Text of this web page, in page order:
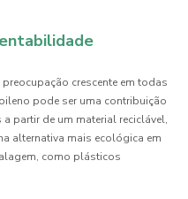
crescente em todas
pode ser uma contribuição
partir de um material reciclável,
alternativa mais ecológica em
como plásticos